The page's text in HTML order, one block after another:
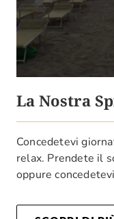
La Nostra
Concedetevi
relax. Prendete il
oppure